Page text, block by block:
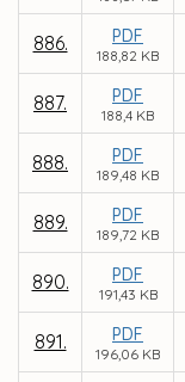
886. PDF
188,82 KB
887. PDF
188,4 KB
888. PDF
189,48 KB
889. PDF
189,72 KB
890. PDF
191,43 KB
891. PDF
196,06 KB